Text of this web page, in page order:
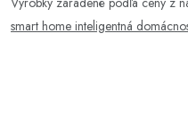
smart home inteligentná